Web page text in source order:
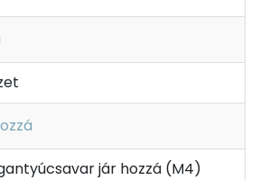
jár hozzá (M4)